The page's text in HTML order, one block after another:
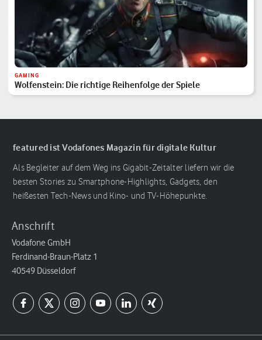
GAMING
Wolfenstein: Die richtige Reihenfolge der Spiele
featured ist Vodafones Magazin für digitale Kultur
Als Begleiter auf dem Weg ins Gigabit-Zeitalter liefern wir die
besten Stories zu Smartphone-Highlights, Gadgets, den
heißesten Tech-News und Kino- und TV-Höhepunkte.
Anschrift
Vodafone GmbH
Ferdinand-Braun-Platz 1
40549 Düsseldorf